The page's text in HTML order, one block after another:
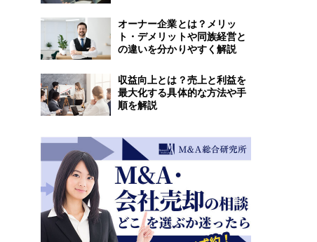
オーナー企業とは？メリッ
ト・デメリットや同族経営と
の違いを分かりやすく解説
収益向上とは？売上と利益を
最大化する具体的な方法や手
順を解説